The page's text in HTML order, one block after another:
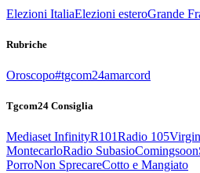
Elezioni ItaliaElezioni esteroGrande
Rubriche
Oroscopo#tgcom24amarcord
Tgcom24 Consiglia
Mediaset InfinityR101Radio 105
MontecarloRadio SubasioComingsoon
PorroNon SprecareCotto e Mangiato